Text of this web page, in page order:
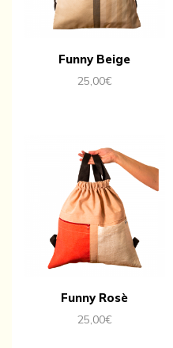
Funny Beige
25,00€
Funny Rosè
25,00€